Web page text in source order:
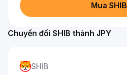
Mua SHIB
Chuyển đổi SHIB thành JPY
SHIB